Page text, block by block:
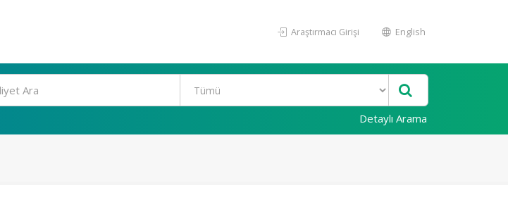
Araştırmacı Girişi English
Detaylı Arama